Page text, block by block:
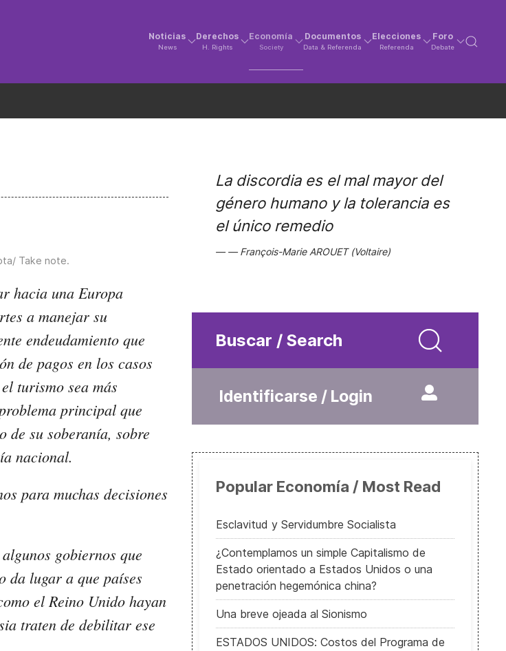
Noticias
News
Derechos
H. Rights
Economía
Society
Documentos
Data & Referenda
Elecciones
Referenda
Foro
Debate
Take note.
hacia una Europa
a manejar su
endeudamiento que
de pagos en los casos
turismo sea más
principal que
de su soberanía, sobre
nacional.
para muchas decisiones
gobiernos que
da lugar a que países
el Reino Unido hayan
traten de debilitar ese
La discordia es el mal mayor del
género humano y la tolerancia es
el único remedio
François-Marie AROUET (Voltaire)
Buscar / Search
Identificarse / Login
Popular Economía / Most Read
Esclavitud y Servidumbre Socialista
¿Contemplamos un simple Capitalismo de
Estado orientado a Estados Unidos o una
penetración hegemónica china?
Una breve ojeada al Sionismo
ESTADOS UNIDOS: Costos del Programa de